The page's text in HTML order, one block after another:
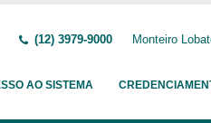
(12) 3979-9000 Monteiro
AO SISTEMA